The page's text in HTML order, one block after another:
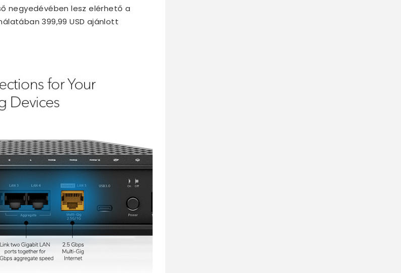
negyedévében lesz elérhető a
399,99 USD ajánlott